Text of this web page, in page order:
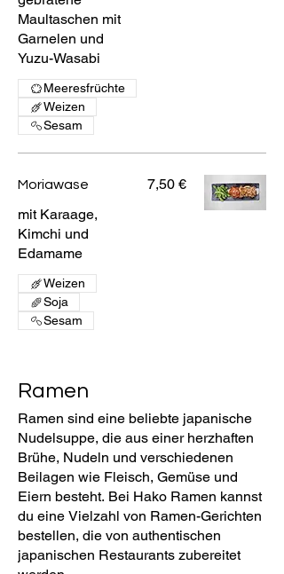
Maultaschen mit
Garnelen und
Yuzu-Wasabi
Meeresfrüchte
Weizen
Sesam
Moriawase
mit Karaage,
Kimchi und
Edamame
7,50 €
Weizen
Soja
Sesam
Ramen
Ramen sind eine beliebte japanische
Nudelsuppe, die aus einer herzhaften
Brühe, Nudeln und verschiedenen
Beilagen wie Fleisch, Gemüse und
Eiern besteht. Bei Hako Ramen kannst
du eine Vielzahl von Ramen-Gerichten
bestellen, die von authentischen
japanischen Restaurants zubereitet